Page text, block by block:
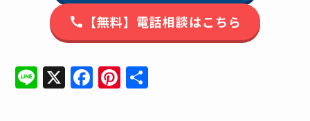
【無料】電話相談はこちら
Li
n
X F
a
Pi
n
共